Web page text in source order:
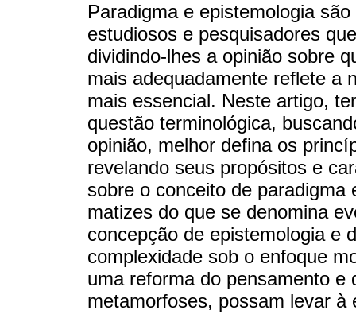
Paradigma e epistemologia
estudiosos e pesquisadores
dividindo-lhes a opinião sobre
mais adequadamente reflete a
mais essencial. Neste artigo,
questão terminológica,
opinião, melhor defina os
revelando seus propósitos e
sobre o conceito de
matizes do que se denomina
concepção de epistemologia e
complexidade sob o enfoque
uma reforma do pensamento e
metamorfoses, possam levar à